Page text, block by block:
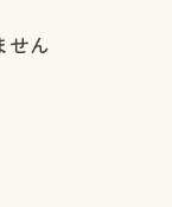
せん